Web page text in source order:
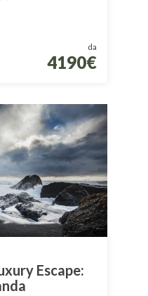
da
4190€
Escape: